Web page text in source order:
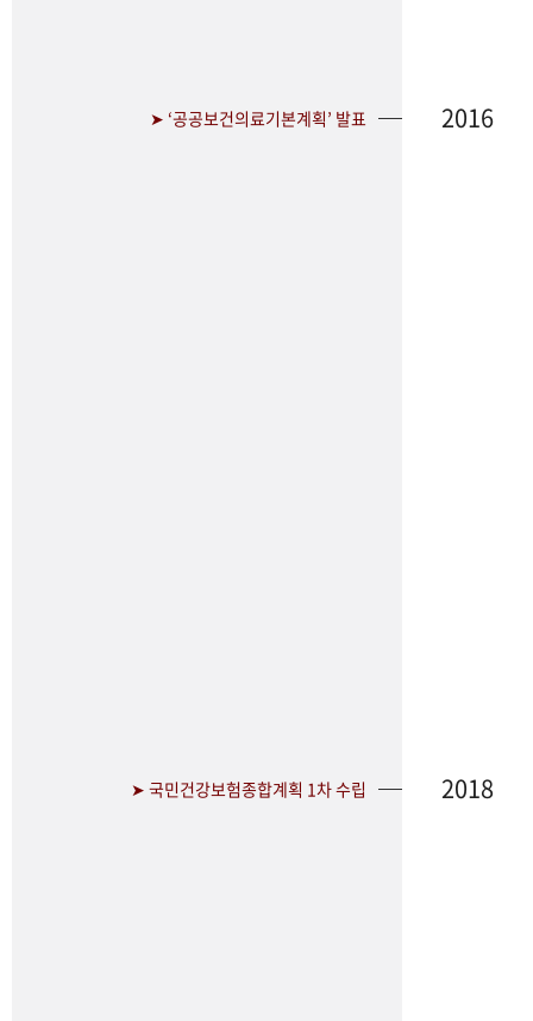
➤ ‘공공보건의료기본계획’ 발표 2016
➤ 국민건강보험종합계획 1차 수립 2018